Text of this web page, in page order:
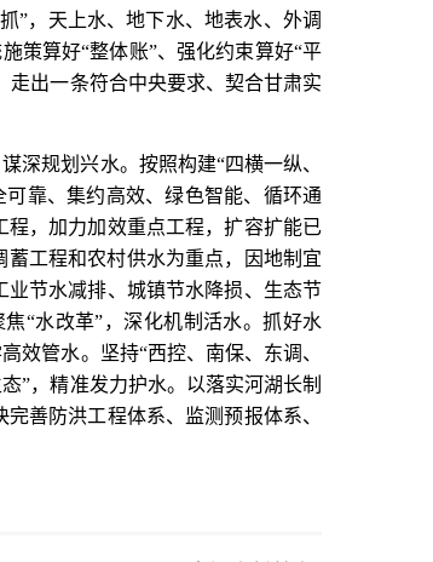
”，天上水、地下水、地表水、外调
策算好“整体账”、强化约束算好“平
走出一条符合中央要求、契合甘肃实
深规划兴水。按照构建“四横一纵、
靠、集约高效、绿色智能、循环通
程，加力加效重点工程，扩容扩能已
工程和农村供水为重点，因地制宜
业节水减排、城镇节水降损、生态节
“水改革”，深化机制活水。抓好水
效管水。坚持“西控、南保、东调、
”，精准发力护水。以落实河湖长制
善防洪工程体系、监测预报体系、